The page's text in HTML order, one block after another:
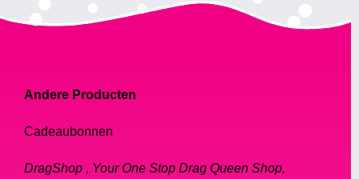
Andere Producten
Cadeaubonnen
DragShop , Your One Stop Drag Queen Shop,